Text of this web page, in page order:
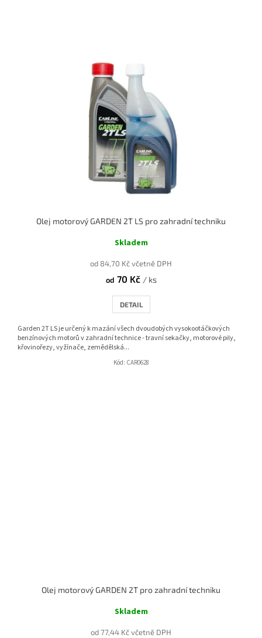
Olej motorový GARDEN 2T LS pro zahradní techniku
Skladem
od 84,70 Kč včetně DPH
od 70 Kč / ks
DETAIL
Garden 2T LS je určený k mazání všech dvoudobých vysokootáčkových
benzínových motorů v zahradní technice - travní sekačky, motorové pily,
křovinořezy, vyžínače, zemědělská...
Kód: CAR0628
Olej motorový GARDEN 2T pro zahradní techniku
Skladem
od 77,44 Kč včetně DPH